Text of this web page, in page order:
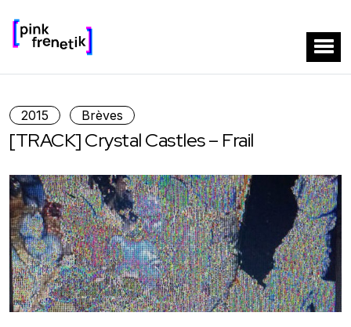
2015 Brèves
[TRACK] Crystal Castles – Frail